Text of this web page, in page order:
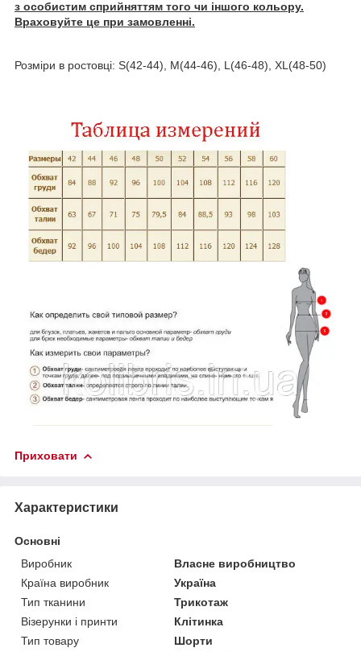
з особистим сприйняттям того чи іншого кольору.
Враховуйте це при замовленні.
Розміри в ростовці: S(42-44), M(44-46), L(46-48), XL(48-50)
Приховати
Характеристики
Основні
Виробник
Власне виробництво
Країна виробник
Україна
Тип тканини
Трикотаж
Візерунки і принти
Клітинка
Тип товару
Шорти